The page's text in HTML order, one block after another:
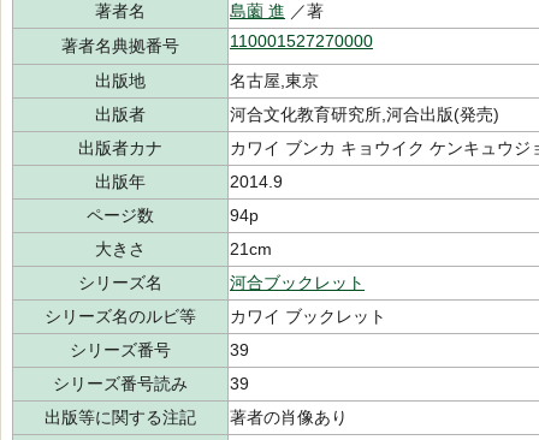
著者名
島薗 進 ／著
著者名典拠番号
110001527270000
出版地
名古屋,東京
出版者
河合文化教育研究所,河合出版(発売)
出版者カナ
カワイ ブンカ キョウイク ケンキュウジ
出版年
2014.9
ページ数
94p
大きさ
21cm
シリーズ名
河合ブックレット
シリーズ名のルビ等
カワイ ブックレット
シリーズ番号
39
シリーズ番号読み
39
出版等に関する注記
著者の肖像あり